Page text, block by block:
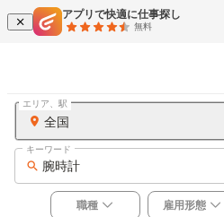
アプリで快適に仕事探し
無料
全国
エリア、駅
腕時計
キーワード
職種 雇用形態